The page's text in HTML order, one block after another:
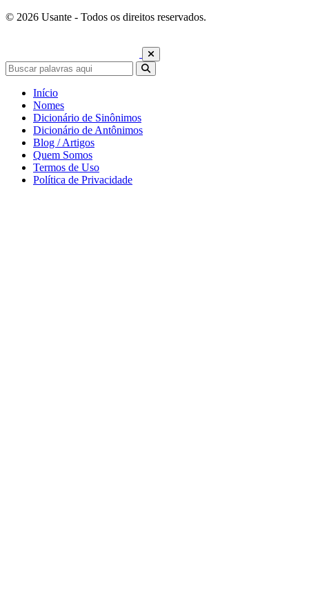
© 2026 Usante - Todos os direitos reservados.
Início
Nomes
Dicionário de Sinônimos
Dicionário de Antônimos
Blog / Artigos
Quem Somos
Termos de Uso
Política de Privacidade